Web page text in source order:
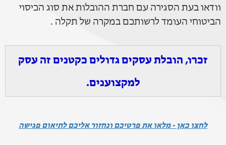
וודאו בעת הסגירה עם חברת ההובלות את סוג הכיסוי
הביטוחי העומד לרשותכם במקרה של תקלה .
זכרו, הובלת עסקים גדולים כקטנים זה עסק
למקצוענים.
לחצו כאן - מלאו את פרטיכם ונחזור אליכם לתיאום פגישה